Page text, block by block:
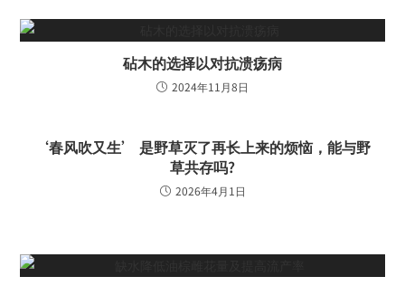
砧木的选择以对抗溃疡病
2024年11月8日
‘春风吹又生’ 是野草灭了再长上来的烦恼，能与野
草共存吗?
2026年4月1日